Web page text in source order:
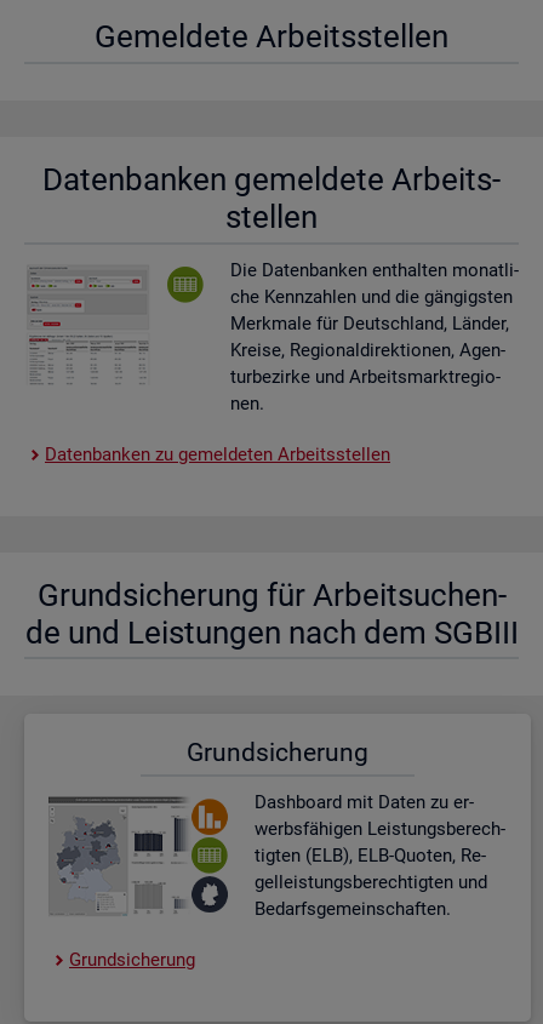
Ge­mel­de­te Ar­beits­stel­len
Da­ten­ban­ken ge­mel­de­te Ar­beits­
stel­len
Die Da­ten­ban­ken ent­hal­ten mo­nat­li­
che Kenn­zah­len und die gän­gigs­ten
Merk­ma­le für Deutsch­land, Län­der,
Krei­se, Re­gio­nal­di­rek­tio­nen, Agen­
tur­be­zir­ke und Ar­beits­markt­re­gio­
nen.
Da­ten­ban­ken zu ge­mel­de­ten Ar­beits­stel­len
Grund­si­che­rung für Ar­beit­su­chen­
de und Leis­tun­gen nach dem SGBIII
Grund­si­che­rung
Dash­board mit Daten zu er­
werbs­fä­hi­gen Leis­tungs­be­rech­
tig­ten (ELB), ELB-Quo­ten, Re­
gel­leis­tungs­be­rech­tig­ten und
Be­darfs­ge­mein­schaf­ten.
Grund­si­che­rung